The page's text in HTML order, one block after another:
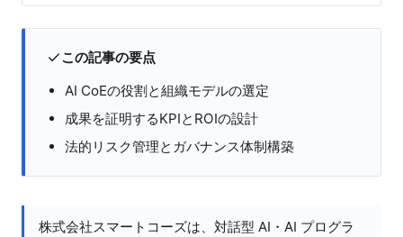
この記事の要点
AI CoEの役割と組織モデルの選定
成果を証明するKPIとROIの設計
法的リスク管理とガバナンス体制構築
株式会社スマートコーズは、対話型 AI・AI プログラ